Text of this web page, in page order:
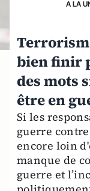
A LA
bien finir
des mots
être en
Si les
guerre
encore loin
manque de
guerre et